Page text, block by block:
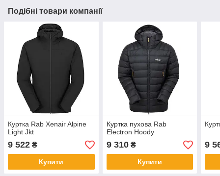
Подібні товари компанії
Куртка Rab Xenair Alpine
Light Jkt
9 522 ₴
Купити
Куртка пухова Rab
Electron Hoody
9 310₴
Купити
9